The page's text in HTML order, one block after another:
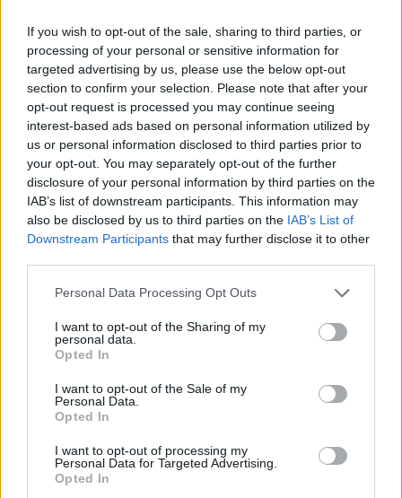
If you wish to opt-out of the sale, sharing to third parties, or
processing of your personal or sensitive information for
targeted advertising by us, please use the below opt-out
section to confirm your selection. Please note that after your
opt-out request is processed you may continue seeing
interest-based ads based on personal information utilized by
us or personal information disclosed to third parties prior to
your opt-out. You may separately opt-out of the further
disclosure of your personal information by third parties on the
IAB’s list of downstream participants. This information may
also be disclosed by us to third parties on the IAB’s List of
Downstream Participants that may further disclose it to other
Personal Data Processing Opt Outs
I want to opt-out of the Sharing of my
personal data.
Opted In
I want to opt-out of the Sale of my
Personal Data.
Opted In
I want to opt-out of processing my
Personal Data for Targeted Advertising.
Opted In